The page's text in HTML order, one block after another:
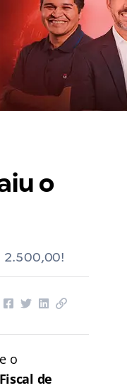
o
2.500,00!
o
de